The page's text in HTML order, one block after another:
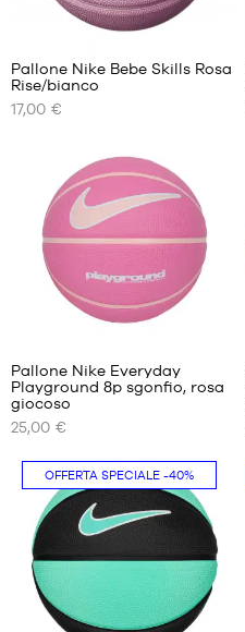
I
NOSTRI
dimensione
2
Pallone Nike Bebe Skills Rosa
Rise/bianco
17,00 €
I
NOSTRI
FORMATI
dimensione
Pallone Nike Everyday
Playground 8p sgonfio, rosa
giocoso
25,00 €
OFFERTA SPECIALE-40%